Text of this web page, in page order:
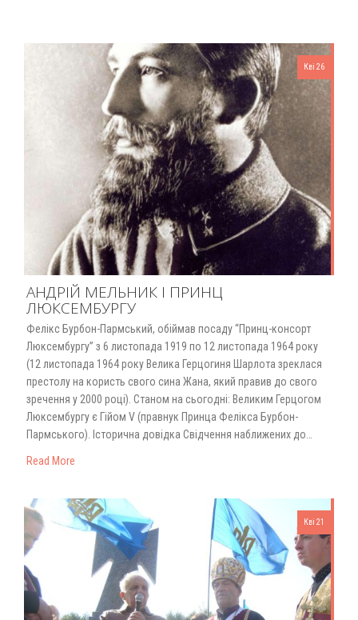
Кві 26
АНДРІЙ МЕЛЬНИК І ПРИНЦ
ЛЮКСЕМБУРГУ
Фелікс Бурбон-Пармський, обіймав посаду “Принц-консорт
Люксембургу” з 6 листопада 1919 по 12 листопада 1964 року
(12 листопада 1964 року Велика Герцогиня Шарлота зреклася
престолу на користь свого сина Жана, який правив до свого
зречення у 2000 році). Станом на сьогодні: Великим Герцогом
Люксембургу є Гійом V (правнук Принца Фелікса Бурбон-
Пармського). Історична довідка Свідчення наближених до…
Read More
Кві 21